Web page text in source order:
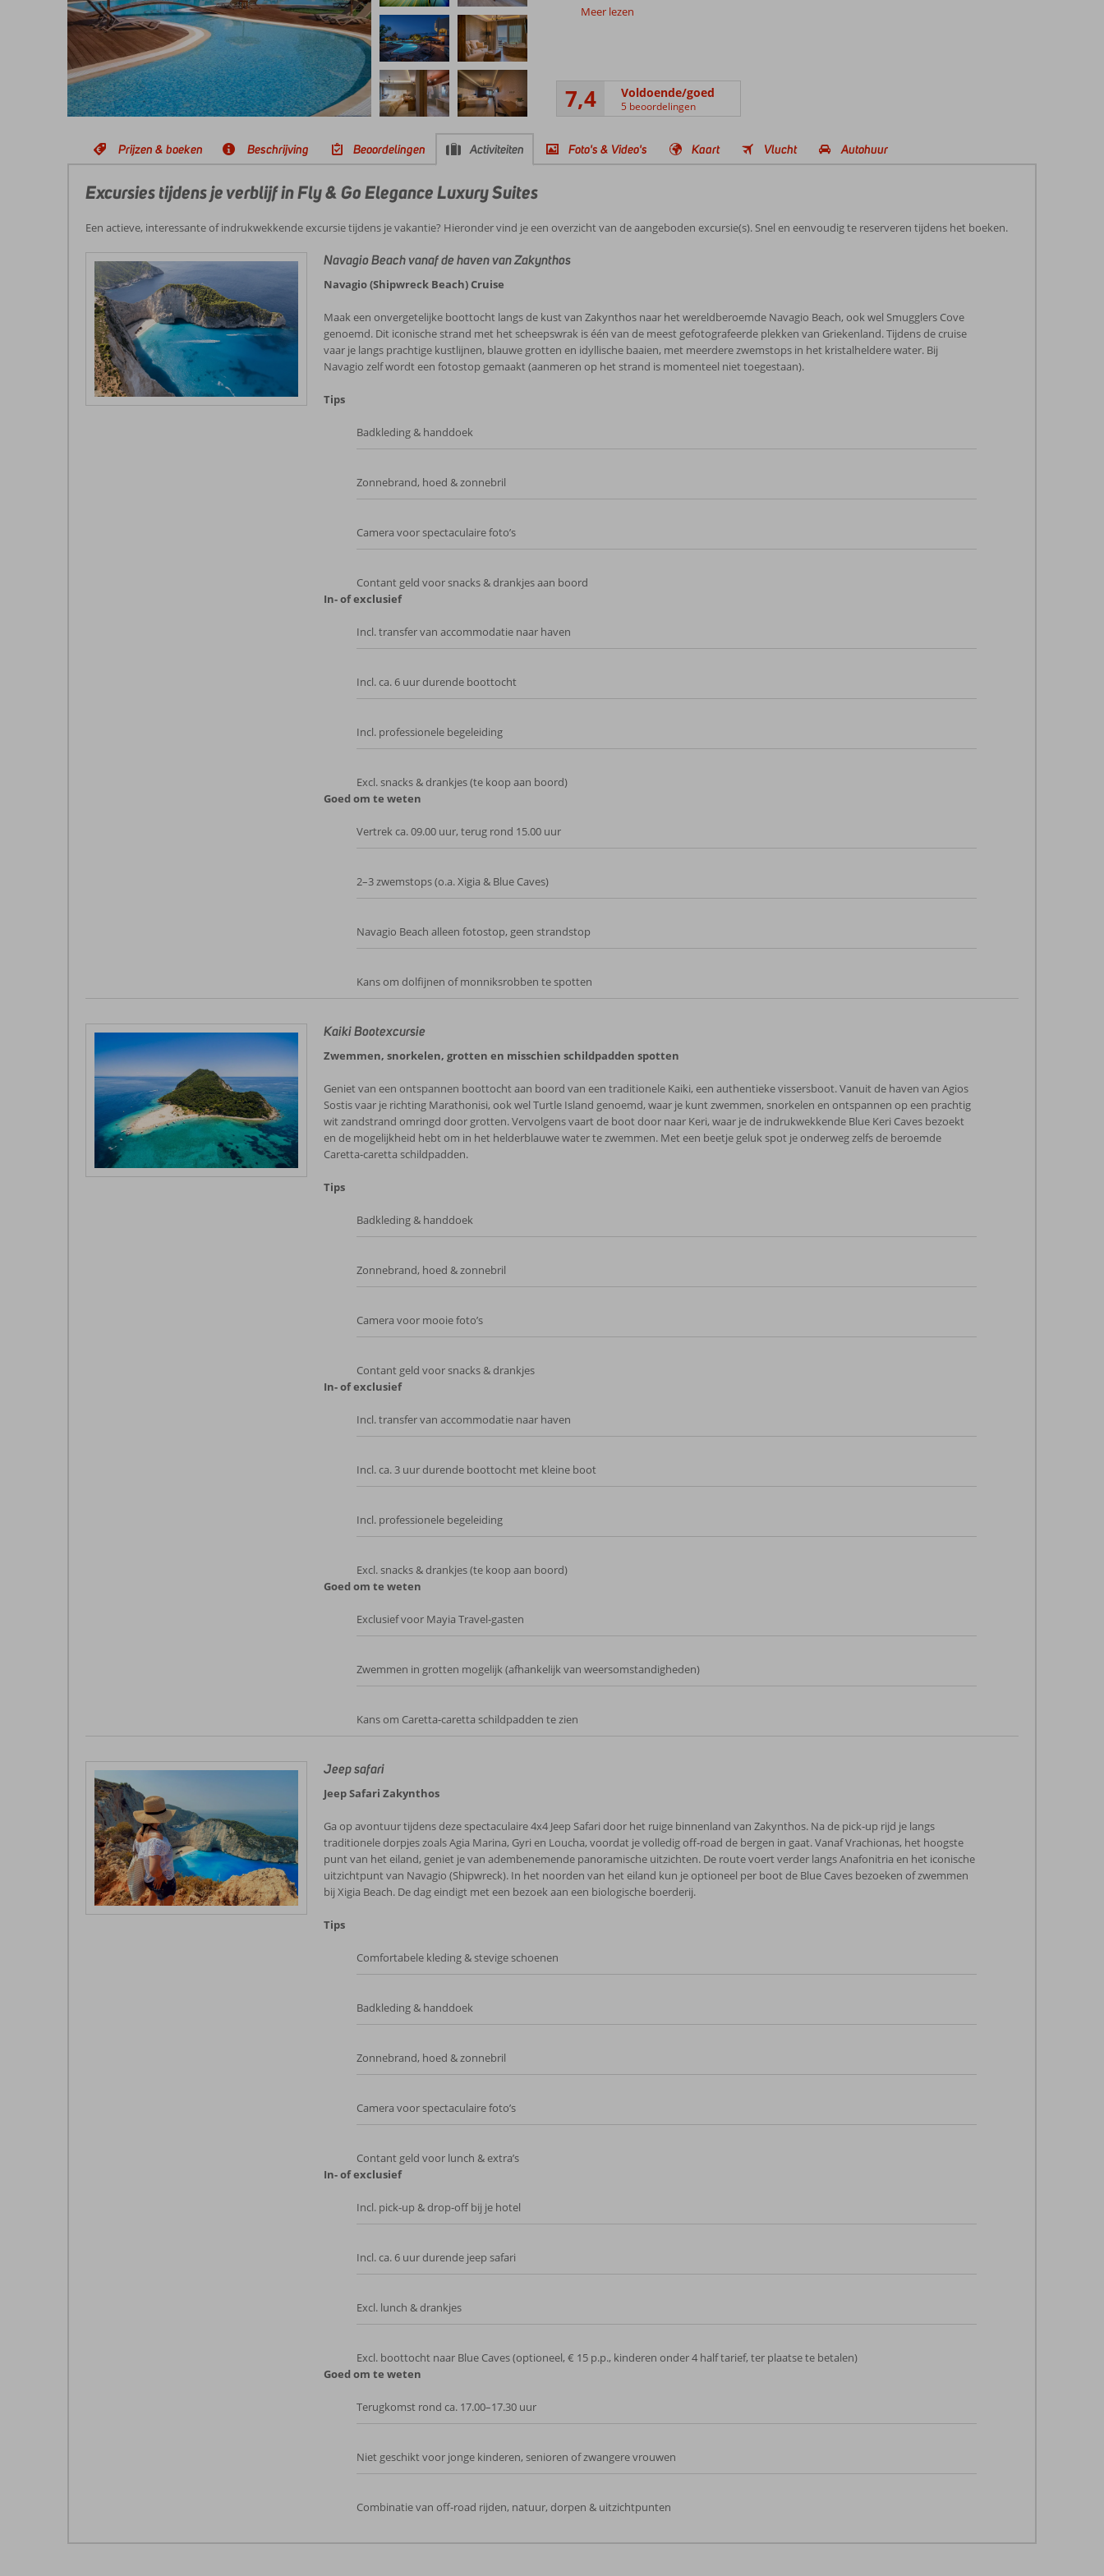
Meer lezen
7,4 Voldoende/goed
5 beoordelingen
Prijzen & boeken Beschrijving Beoordelingen Activiteiten Foto's & Video's Kaart Vlucht Autohuur
Excursies tijdens je verblijf in Fly & Go Elegance Luxury Suites
Een actieve, interessante of indrukwekkende excursie tijdens je vakantie? Hieronder vind je een overzicht van de aangeboden excursie(s). Snel en eenvoudig te reserveren tijdens het boeken.
Navagio Beach vanaf de haven van Zakynthos
Navagio (Shipwreck Beach) Cruise
Maak een onvergetelijke boottocht langs de kust van Zakynthos naar het wereldberoemde Navagio Beach, ook wel Smugglers Cove
genoemd. Dit iconische strand met het scheepswrak is één van de meest gefotografeerde plekken van Griekenland. Tijdens de cruise
vaar je langs prachtige kustlijnen, blauwe grotten en idyllische baaien, met meerdere zwemstops in het kristalheldere water. Bij
Navagio zelf wordt een fotostop gemaakt (aanmeren op het strand is momenteel niet toegestaan).
Tips
Badkleding & handdoek
Zonnebrand, hoed & zonnebril
Camera voor spectaculaire foto’s
Contant geld voor snacks & drankjes aan boord
In- of exclusief
Incl. transfer van accommodatie naar haven
Incl. ca. 6 uur durende boottocht
Incl. professionele begeleiding
Excl. snacks & drankjes (te koop aan boord)
Goed om te weten
Vertrek ca. 09.00 uur, terug rond 15.00 uur
2–3 zwemstops (o.a. Xigia & Blue Caves)
Navagio Beach alleen fotostop, geen strandstop
Kans om dolfijnen of monniksrobben te spotten
Kaiki Bootexcursie
Zwemmen, snorkelen, grotten en misschien schildpadden spotten
Geniet van een ontspannen boottocht aan boord van een traditionele Kaiki, een authentieke vissersboot. Vanuit de haven van Agios
Sostis vaar je richting Marathonisi, ook wel Turtle Island genoemd, waar je kunt zwemmen, snorkelen en ontspannen op een prachtig
wit zandstrand omringd door grotten. Vervolgens vaart de boot door naar Keri, waar je de indrukwekkende Blue Keri Caves bezoekt
en de mogelijkheid hebt om in het helderblauwe water te zwemmen. Met een beetje geluk spot je onderweg zelfs de beroemde
Caretta‑caretta schildpadden.
Tips
Badkleding & handdoek
Zonnebrand, hoed & zonnebril
Camera voor mooie foto’s
Contant geld voor snacks & drankjes
In- of exclusief
Incl. transfer van accommodatie naar haven
Incl. ca. 3 uur durende boottocht met kleine boot
Incl. professionele begeleiding
Excl. snacks & drankjes (te koop aan boord)
Goed om te weten
Exclusief voor Mayia Travel‑gasten
Zwemmen in grotten mogelijk (afhankelijk van weersomstandigheden)
Kans om Caretta‑caretta schildpadden te zien
Jeep safari
Jeep Safari Zakynthos
Ga op avontuur tijdens deze spectaculaire 4x4 Jeep Safari door het ruige binnenland van Zakynthos. Na de pick‑up rijd je langs
traditionele dorpjes zoals Agia Marina, Gyri en Loucha, voordat je volledig off‑road de bergen in gaat. Vanaf Vrachionas, het hoogste
punt van het eiland, geniet je van adembenemende panoramische uitzichten. De route voert verder langs Anafonitria en het iconische
uitzichtpunt van Navagio (Shipwreck). In het noorden van het eiland kun je optioneel per boot de Blue Caves bezoeken of zwemmen
bij Xigia Beach. De dag eindigt met een bezoek aan een biologische boerderij.
Tips
Comfortabele kleding & stevige schoenen
Badkleding & handdoek
Zonnebrand, hoed & zonnebril
Camera voor spectaculaire foto’s
Contant geld voor lunch & extra’s
In- of exclusief
Incl. pick‑up & drop‑off bij je hotel
Incl. ca. 6 uur durende jeep safari
Excl. lunch & drankjes
Excl. boottocht naar Blue Caves (optioneel, € 15 p.p., kinderen onder 4 half tarief, ter plaatse te betalen)
Goed om te weten
Terugkomst rond ca. 17.00–17.30 uur
Niet geschikt voor jonge kinderen, senioren of zwangere vrouwen
Combinatie van off‑road rijden, natuur, dorpen & uitzichtpunten